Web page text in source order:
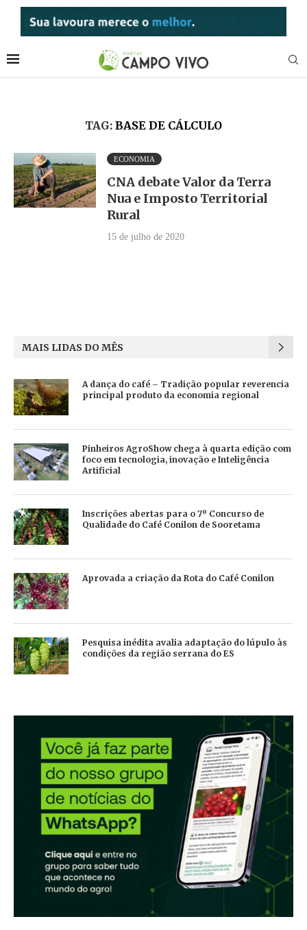
TAG: BASE DE CÁLCULO
ECONOMIA
CNA debate Valor da Terra
Nua e Imposto Territorial
Rural
15 de julho de 2020
MAIS LIDAS DO MÊS
A dança do café – Tradição popular reverencia
principal produto da economia regional
Pinheiros AgroShow chega à quarta edição com
foco em tecnologia, inovação e Inteligência
Artificial
Inscrições abertas para o 7º Concurso de
Qualidade do Café Conilon de Sooretama
Aprovada a criação da Rota do Café Conilon
Pesquisa inédita avalia adaptação do lúpulo às
condições da região serrana do ES